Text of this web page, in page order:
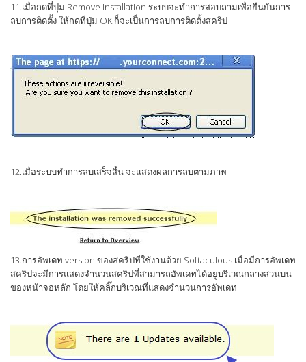
11.เมื่อกดที่ปุ่ม Remove Installation ระบบจะทำการสอบถามเพื่อยืนยันการ
ลบการติดตั้ง ให้กดที่ปุ่ม OK ก็จะเป็นการลบการติดตั้งสคริป
12.เมื่อระบบทำการลบเสร็จสิ้น จะแสดงผลการลบตามภาพ
13.การอัพเดท version ของสคริปที่ใช้งานด้วย Softaculous เมื่อมีการอัพเดท
สคริปจะมีการแสดงจำนวนสคริปที่สามารถอัพเดทได้อยู่บริเวณกลางส่วนบน
ของหน้าจอหลัก โดยให้คลิ๊กบริเวณที่แสดงจำนวนการอัพเดท